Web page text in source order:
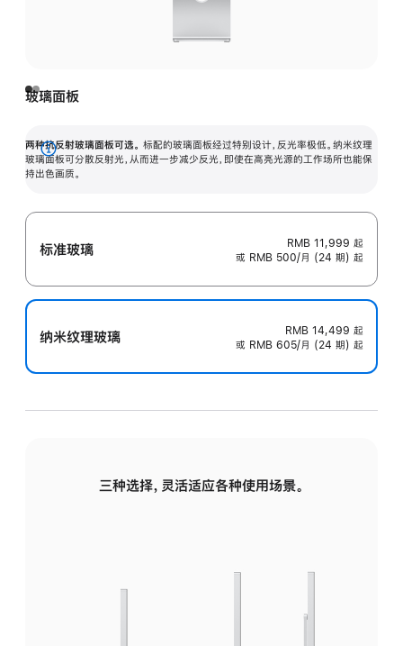
玻璃面板
两种抗反射玻璃面板可选。 标配的玻璃面板经过特别设计，反光率极低。纳米纹理
玻璃面板可分散反射光，从而进一步减少反光，即使在高亮光源的工作场所也能保
持出色画质。
展
开
标准玻璃 RMB 11,999 起
或 RMB 500/月 (24 期) 起
纳米纹理玻璃 RMB 14,499 起
或 RMB 605/月 (24 期) 起
三种选择，灵活适应各种使用场景。